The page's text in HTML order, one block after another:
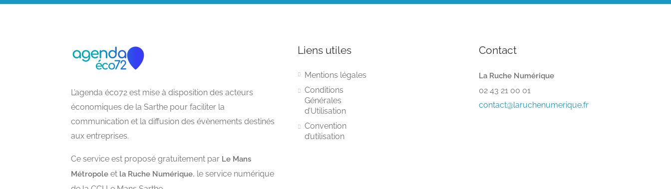
L’agenda éco72 est mise à disposition des acteurs
économiques de la Sarthe pour faciliter la
communication et la diffusion des évènements destinés
aux entreprises.
Ce service est proposé gratuitement par Le Mans
Métropole et la Ruche Numérique, le service numérique
Liens utiles
Mentions légales
Conditions
Générales
d’Utilisation
Convention
d’utilisation
Contact
La Ruche Numérique
02 43 21 00 01
contact@laruchenumerique.fr